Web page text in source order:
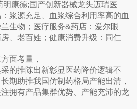
康德;国产创新器械龙头迈瑞医
浆源充足、血浆综合利用率高的血
生物；医疗服务&药店：爱尔眼
、老百姓；健康消费升级：同仁
面考量，
的推陈出新彰显医药降价逻辑不
期助推我国仿制药格局产能出清，
拥有产品集群优势、产能充沛的龙